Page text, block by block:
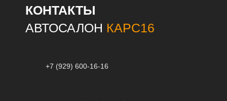
КОНТАКТЫ
АВТОСАЛОН КАРС16
+7 (929) 600-16-16